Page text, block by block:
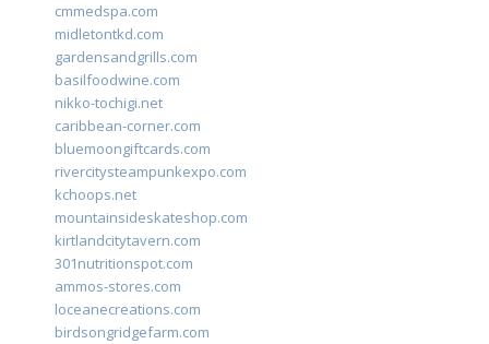
cmmedspa.com
midletontkd.com
gardensandgrills.com
basilfoodwine.com
nikko-tochigi.net
caribbean-corner.com
bluemoongiftcards.com
rivercitysteampunkexpo.com
kchoops.net
mountainsideskateshop.com
kirtlandcitytavern.com
301nutritionspot.com
ammos-stores.com
loceanecreations.com
birdsongridgefarm.com